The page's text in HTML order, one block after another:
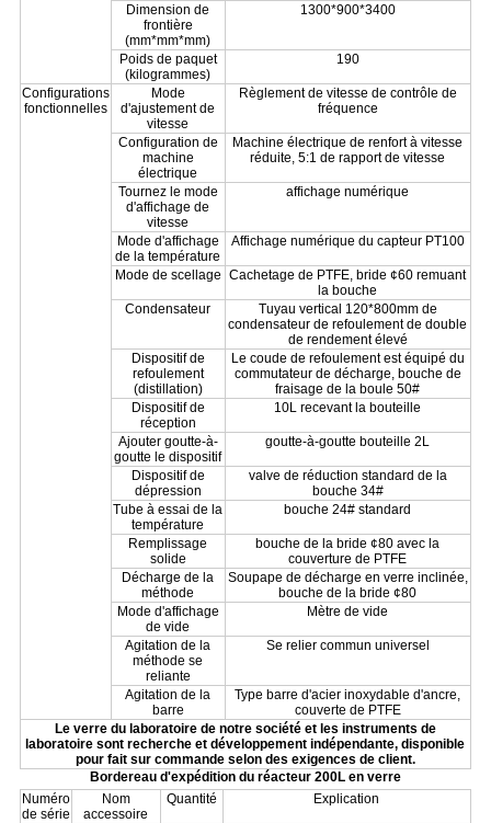
Dimension de
frontière
(mm*mm*mm)
1300*900*3400
Poids de paquet
(kilogrammes)
190
Configurations
fonctionnelles
Mode
d'ajustement de
vitesse
Règlement de vitesse de contrôle de
fréquence
Configuration de
machine
électrique
Machine électrique de renfort à vitesse
réduite, 5:1 de rapport de vitesse
Tournez le mode
d'affichage de
vitesse
affichage numérique
Mode d'affichage
de la température
Affichage numérique du capteur PT100
Mode de scellage
Cachetage de PTFE, bride ¢60 remuant
la bouche
Condensateur
Tuyau vertical 120*800mm de
condensateur de refoulement de double
de rendement élevé
Dispositif de
refoulement
(distillation)
Le coude de refoulement est équipé du
commutateur de décharge, bouche de
fraisage de la boule 50#
Dispositif de
réception
10L recevant la bouteille
Ajouter goutte-à-
goutte le dispositif
goutte-à-goutte bouteille 2L
Dispositif de
dépression
valve de réduction standard de la
bouche 34#
Tube à essai de la
température
bouche 24# standard
Remplissage
solide
bouche de la bride ¢80 avec la
couverture de PTFE
Décharge de la
méthode
Soupape de décharge en verre inclinée,
bouche de la bride ¢80
Mode d'affichage
de vide
Mètre de vide
Agitation de la
méthode se
reliante
Se relier commun universel
Agitation de la
barre
Type barre d'acier inoxydable d'ancre,
couverte de PTFE
Le verre du laboratoire de notre société et les instruments de
laboratoire sont recherche et développement indépendante, disponible
pour fait sur commande selon des exigences de client.
Bordereau d'expédition du réacteur 200L en verre
Numéro
de série
Nom
accessoire
Quantité Explication